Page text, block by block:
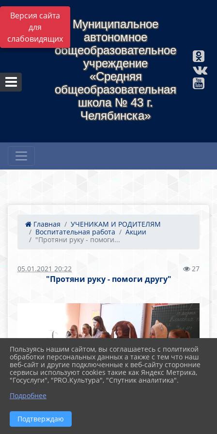
Версия сайта
для
слабовидящих
Муниципальное
автономное
общеобразовательное
учреждение
«Средняя
общеобразовательная
школа № 43 г.
Челябинска»
Главная
УЧЕНИКАМ И РОДИТЕЛЯМ
Воспитательная работа
Акции
"Протяни руку - помоги...
05.01.2021 20:22 27
"Протяни руку - помоги другу"
Пользуясь нашим сайтом, вы соглашаетесь с политикой
обработки персональных данных а также с тем что наш
веб-сайт и другие подключенные к веб-сайту сторонние
сервисы используют cookies такие как Яндекс Метрика,
"Госуслуги", "PRO.Культура", "Спутник аналитика".
Подробнее
Подтверждаю